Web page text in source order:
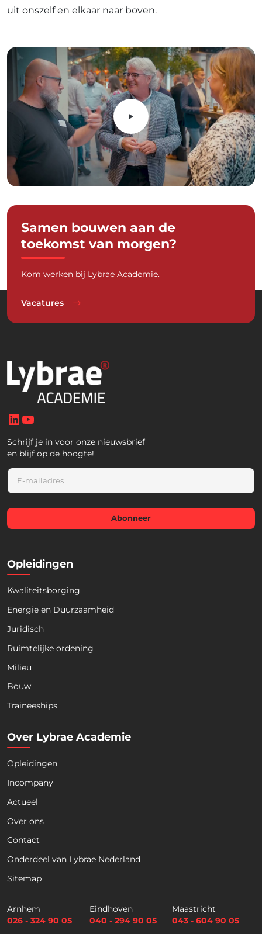
uit onszelf en elkaar naar boven.
Samen bouwen aan de
toekomst van morgen?
Kom werken bij Lybrae Academie.
Vacatures
LinkedIn
Schrijf je in voor onze nieuwsbrief
en blijf op de hoogte!
E
a
i
*
Abonneer
Opleidingen
Kwaliteitsborging
Energie en Duurzaamheid
Juridisch
Ruimtelijke ordening
Milieu
Bouw
Traineeships
Over Lybrae Academie
Opleidingen
Incompany
Actueel
Over ons
Contact
Onderdeel van Lybrae Nederland
Sitemap
Arnhem
026 - 324 90 05
Eindhoven
040 - 294 90 05
Maastricht
043 - 604 90 05
Telefoon
m
a